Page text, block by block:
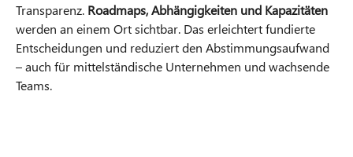
Transparenz. Roadmaps, Abhängigkeiten und Kapazitäten
werden an einem Ort sichtbar. Das erleichtert fundierte
Entscheidungen und reduziert den Abstimmungsaufwand
– auch für mittelständische Unternehmen und wachsende
Teams.